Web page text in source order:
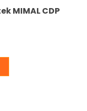
MIMAL CDP